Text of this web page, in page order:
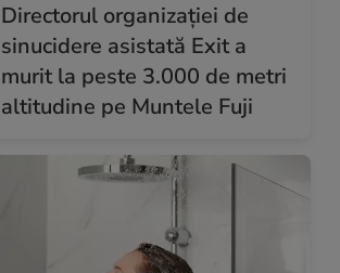
Directorul organizației de
sinucidere asistată Exit a
murit la peste 3.000 de metri
altitudine pe Muntele Fuji